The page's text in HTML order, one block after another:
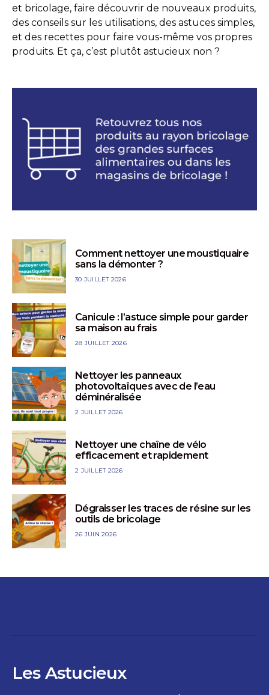
et bricolage, faire découvrir de nouveaux produits,
des conseils sur les utilisations, des astuces simples,
et des recettes pour faire vous-même vos propres
produits. Et ça, c’est plutôt astucieux non ?
Comment nettoyer une moustiquaire
sans la démonter ?
30 JUILLET 2026
Canicule : l’astuce simple pour garder
sa maison au frais
28 JUILLET 2026
Nettoyer les panneaux
photovoltaïques avec de l’eau
déminéralisée
2 JUILLET 2026
Nettoyer une chaîne de vélo
efficacement et rapidement
2 JUILLET 2026
Dégraisser les traces de résine sur les
outils de bricolage
26 JUIN 2026
Les Astucieux